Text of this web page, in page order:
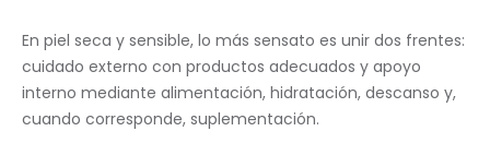
En piel seca y sensible, lo más sensato es unir dos frentes:
cuidado externo con productos adecuados y apoyo
interno mediante alimentación, hidratación, descanso y,
cuando corresponde, suplementación.